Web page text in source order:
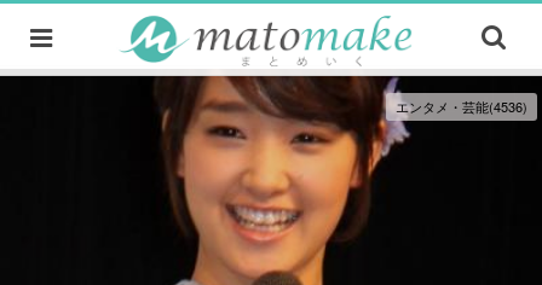
エンタメ・芸能(4536)